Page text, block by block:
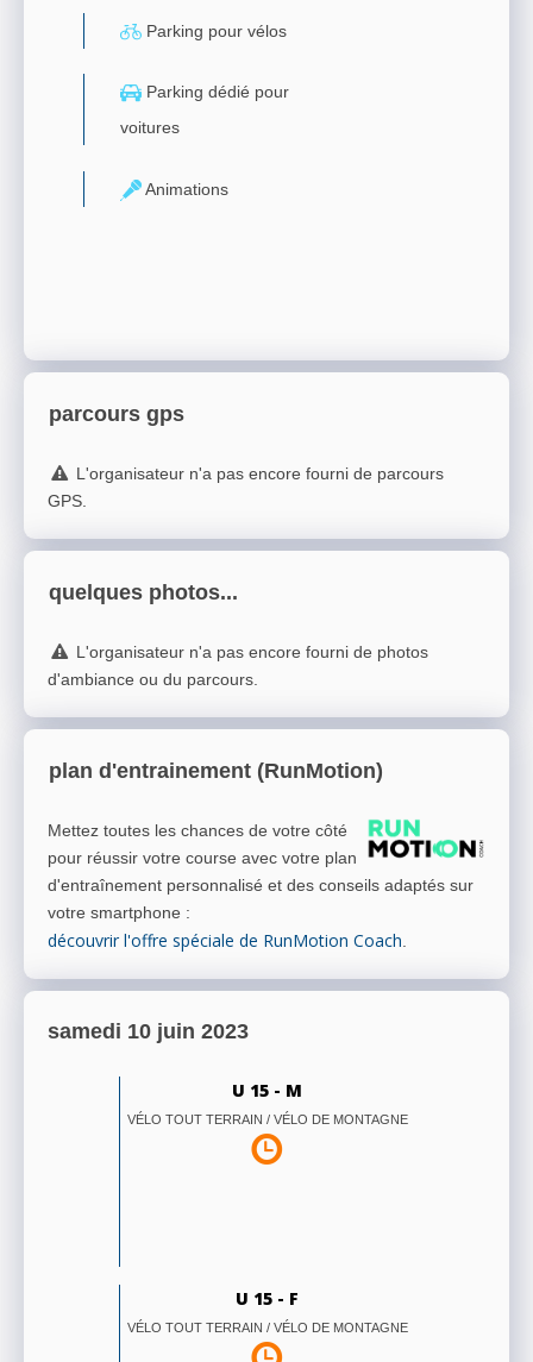
Parking pour vélos
Parking dédié pour
voitures
Animations
parcours gps
L'organisateur n'a pas encore fourni de parcours
GPS.
quelques photos...
L'organisateur n'a pas encore fourni de photos
d'ambiance ou du parcours.
plan d'entrainement (RunMotion)
Mettez toutes les chances de votre côté
pour réussir votre course avec votre plan
d'entraînement personnalisé et des conseils adaptés sur
votre smartphone :
découvrir l'offre spéciale de RunMotion Coach
samedi 10 juin 2023
U 15 - M
VÉLO TOUT TERRAIN / VÉLO DE MONTAGNE
U 15 - F
VÉLO TOUT TERRAIN / VÉLO DE MONTAGNE